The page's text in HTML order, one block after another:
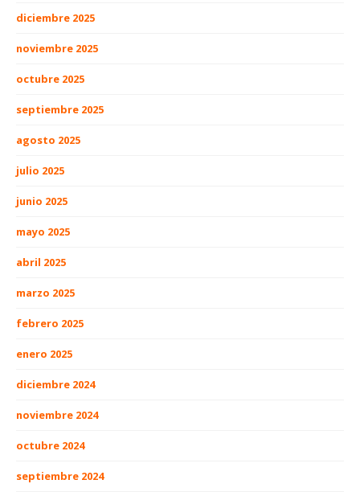
diciembre 2025
noviembre 2025
octubre 2025
septiembre 2025
agosto 2025
julio 2025
junio 2025
mayo 2025
abril 2025
marzo 2025
febrero 2025
enero 2025
diciembre 2024
noviembre 2024
octubre 2024
septiembre 2024